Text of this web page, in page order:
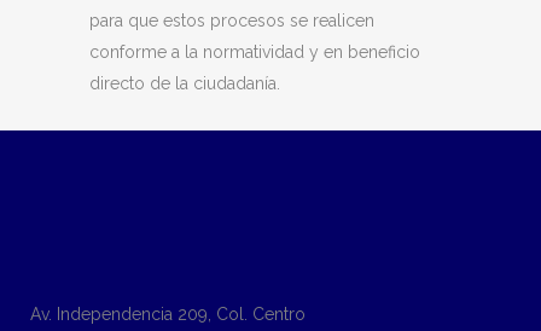
para que estos procesos se realicen
conforme a la normatividad y en beneficio
directo de la ciudadanía.
Av. Independencia 209, Col. Centro